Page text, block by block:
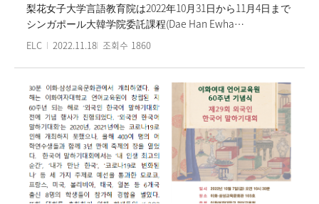
梨花女子大学言語教育院は2022年10月31日から11月4日まで
シンガポール大韓学院委託課程(Dae Han Ewha
Commissioned Korean Language Program)を行った。 参加
活動、名所探訪、公演観覧などで構成されたプログラムに
参加した。 参加者はシンガポールで韓国語を持続的に勉強
してきた韓国語学習者で、特に梨花女子大学の学生たちと
の出会いの時間を通じて、これまで磨いてきた韓国語の実
力を試してみて、再び韓国語に対する情熱を確認した。 梨
花女子大学校言語教育院の委託課程は外国の大学および韓
国語の関連機関などの要請によりオーダーメード形で開設
する過程で、コミュニケーション中心の韓国語授業と様々
な韓国の文化体験活動を提供するプログラムだ。 今回のシ
ELC 2022.11.18 조회수 1860